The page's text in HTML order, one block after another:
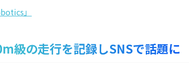
」
級の走行を記録しSNSで話題に